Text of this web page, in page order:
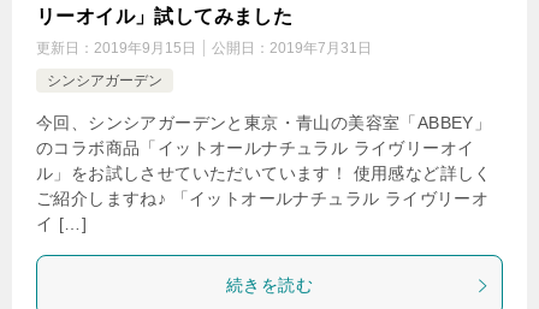
リーオイル」試してみました
更新日： 2019年9月15日 公開日： 2019年7月31日
シンシアガーデン
今回、シンシアガーデンと東京・青山の美容室「ABBEY」
のコラボ商品「イットオールナチュラル ライヴリーオイ
ル」をお試しさせていただいています！ 使用感など詳しく
ご紹介しますね♪ 「イットオールナチュラル ライヴリーオ
イ […]
続きを読む